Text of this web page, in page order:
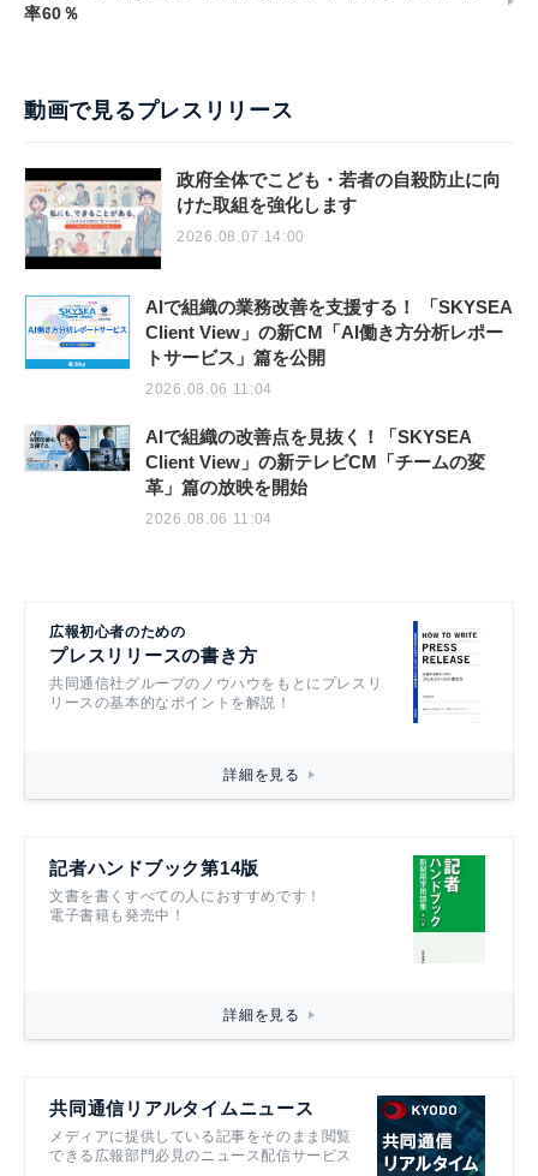
率60％
動画で見るプレスリリース
政府全体でこども・若者の自殺防止に向
けた取組を強化します
2026.08.07 14:00
AIで組織の業務改善を支援する！ 「SKYSEA
Client View」の新CM「AI働き方分析レポー
トサービス」篇を公開
2026.08.06 11:04
AIで組織の改善点を見抜く！「SKYSEA
Client View」の新テレビCM「チームの変
革」篇の放映を開始
2026.08.06 11:04
広報初心者のための
プレスリリースの書き方
共同通信社グループのノウハウをもとにプレスリ
リースの基本的なポイントを解説！
詳細を見る
記者ハンドブック第14版
文書を書くすべての人におすすめです！
電子書籍も発売中！
詳細を見る
共同通信リアルタイムニュース
メディアに提供している記事をそのまま閲覧
できる広報部門必見のニュース配信サービス